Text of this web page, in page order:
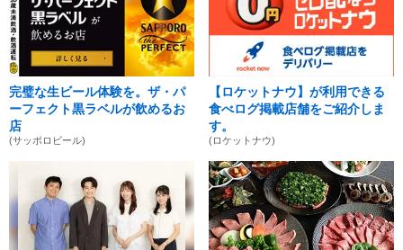
完璧な生ビール体験を。ザ・パ
ーフェクト黒ラベルが飲めるお
店
(サッポロビール)
【ロケットナウ】が利用できる
食べログ掲載店舗をご紹介しま
す。
(ロケットナウ)